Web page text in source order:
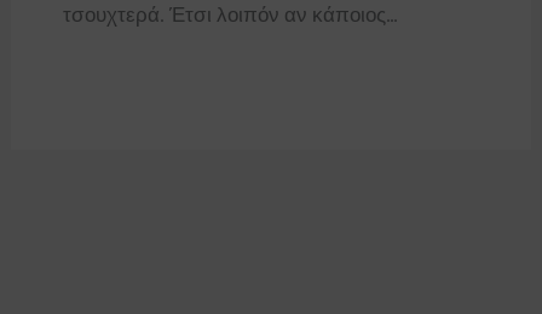
τσουχτερά. Έτσι λοιπόν αν κάποιος…